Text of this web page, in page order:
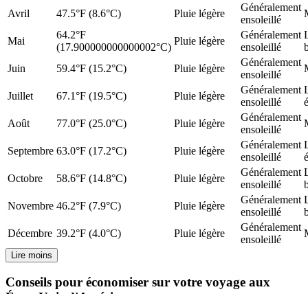
Avril 47.5°F (8.6°C) Pluie légère
Généralement
ensoleillé
Mai
64.2°F
(17.900000000000002°C)
Pluie légère
Généralement
ensoleillé
Juin
59.4°F (15.2°C) Pluie légère
Généralement
ensoleillé
Juillet 67.1°F (19.5°C) Pluie légère
Généralement
ensoleillé
Août
77.0°F (25.0°C) Pluie légère
Généralement
ensoleillé
Septembre 63.0°F (17.2°C) Pluie légère
Généralement
ensoleillé
Octobre
58.6°F (14.8°C) Pluie légère
Généralement
ensoleillé
Novembre 46.2°F (7.9°C) Pluie légère
Généralement
ensoleillé
Décembre 39.2°F (4.0°C) Pluie légère
Généralement
ensoleillé
Lire moins
Conseils pour économiser sur votre voyage aux